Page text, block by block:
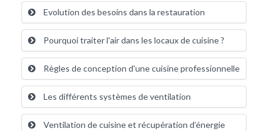
Evolution des besoins dans la restauration
Pourquoi traiter l'air dans les locaux de cuisine ?
Règles de conception d'une cuisine professionnelle
Les différents systèmes de ventilation
Ventilation de cuisine et récupération d’énergie